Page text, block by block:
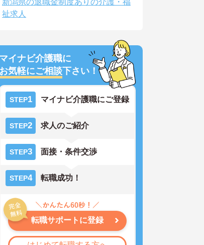
新潟県の退職金制度ありの介護・福
祉求人
マイナビ介護職に
お気軽にご相談下さい！
STEP1 マイナビ介護職にご登録
STEP2 求人のご紹介
STEP3 面接・条件交渉
STEP4 転職成功！
転職サポートに登録